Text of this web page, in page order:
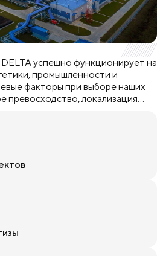
успешно функционирует на
промышленности и
факторы при выборе наших
превосходство, локализация
условиях и удаленных
комплексные инженерные
и технической
обеспечивает оперативное